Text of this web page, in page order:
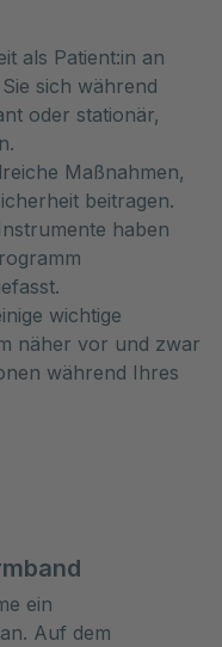
als Patient:in an
sich während
oder stationär,
Maßnahmen,
beitragen.
haben
wichtige
näher vor und zwar
während Ihres
ein
Auf dem